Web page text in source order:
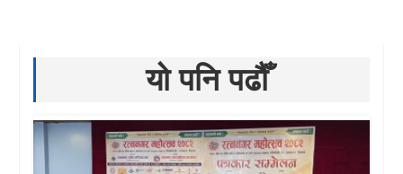
यो पनि पढौँ